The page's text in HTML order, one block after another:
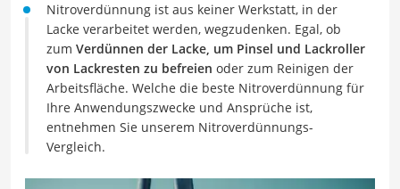
Nitroverdünnung ist aus keiner Werkstatt, in der
Lacke verarbeitet werden, wegzudenken. Egal, ob
zum Verdünnen der Lacke, um Pinsel und Lackroller
von Lackresten zu befreien oder zum Reinigen der
Arbeitsfläche. Welche die beste Nitroverdünnung für
Ihre Anwendungszwecke und Ansprüche ist,
entnehmen Sie unserem Nitroverdünnungs-
Vergleich.